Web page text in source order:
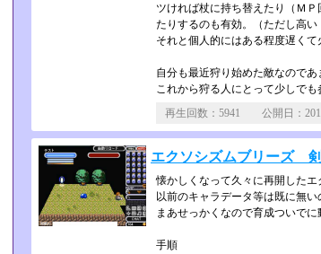
ツければ杖に持ち替えたり（Ｍ
たりするのも有効。（ただし高い
それと個人的にはある程度遅くて
自分も最近狩り始めた敵なので
これから狩る人にとって少しでも
再生回数：5941 公開日：
エクソシズムブリーズ
懐かしくなって久々に再開したエ
以前のキャラデータ等は既に無い
まあせっかくなので育成ついでに
手順